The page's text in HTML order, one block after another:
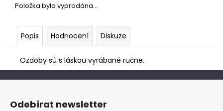
Položka byla vyprodána…
Popis Hodnocení Diskuze
Ozdoby sú s láskou vyrábané ručne.
Z
Odebírat newsletter